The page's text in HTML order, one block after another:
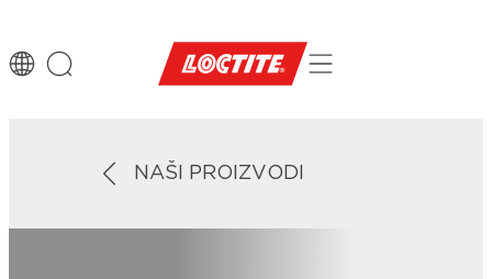
NAŠI PROIZVODI